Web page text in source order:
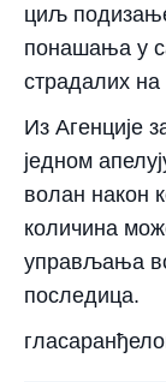
циљ
понашања у
страдалих на
Из Агенције
једном
волан након
количина
управљања
последица.